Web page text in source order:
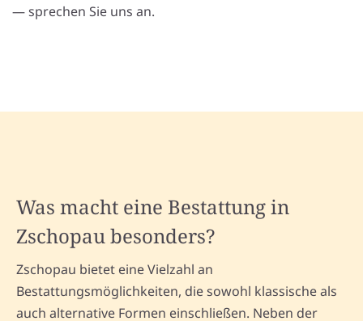
— sprechen Sie uns an.
Was macht eine Bestattung in
Zschopau besonders?
Zschopau bietet eine Vielzahl an
Bestattungsmöglichkeiten, die sowohl klassische als
auch alternative Formen einschließen. Neben der